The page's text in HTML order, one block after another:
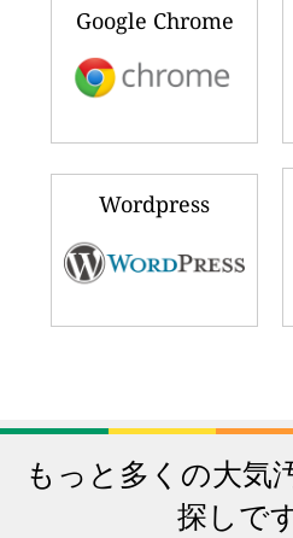
Google Chrome
Wordpress
もっと多くの大気
探しで